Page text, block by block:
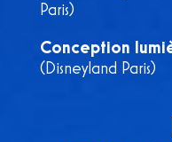
Paris)
Conception
(Disneyland Paris)